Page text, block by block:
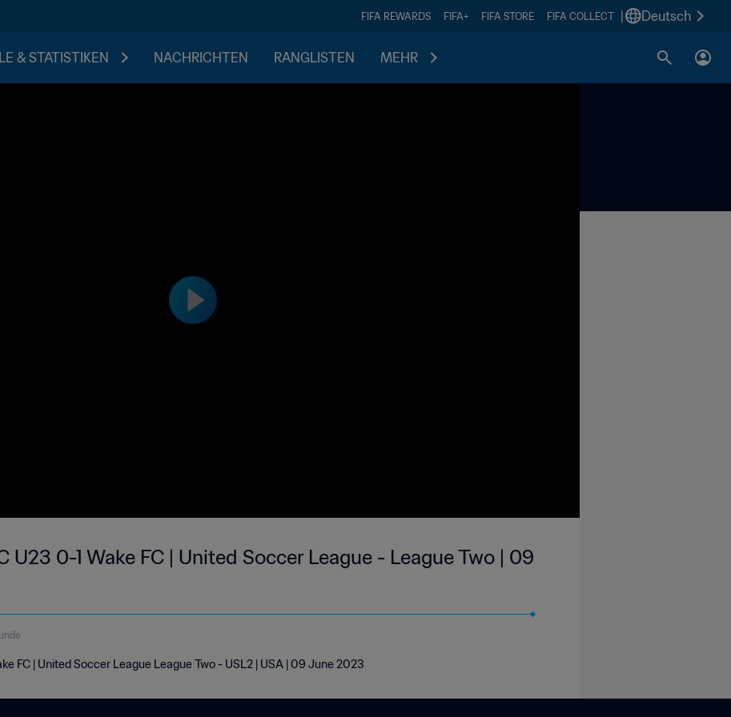
FIFA REWARDS FIFA+ FIFA STORE FIFA COLLECT Deutsch
& STATISTIKEN NACHRICHTEN RANGLISTEN MEHR
U23 0-1 Wake FC | United Soccer League - League Two | 09
FC | United Soccer League League Two - USL2 | USA | 09 June 2023